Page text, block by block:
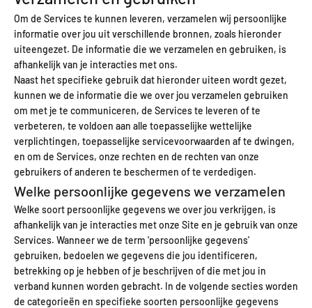
Om de Services te kunnen leveren, verzamelen wij persoonlijke
informatie over jou uit verschillende bronnen, zoals hieronder
uiteengezet. De informatie die we verzamelen en gebruiken, is
afhankelijk van je interacties met ons.
Naast het specifieke gebruik dat hieronder uiteen wordt gezet,
kunnen we de informatie die we over jou verzamelen gebruiken
om met je te communiceren, de Services te leveren of te
verbeteren, te voldoen aan alle toepasselijke wettelijke
verplichtingen, toepasselijke servicevoorwaarden af te dwingen,
en om de Services, onze rechten en de rechten van onze
gebruikers of anderen te beschermen of te verdedigen.
Welke persoonlijke gegevens we verzamelen
Welke soort persoonlijke gegevens we over jou verkrijgen, is
afhankelijk van je interacties met onze Site en je gebruik van onze
Services. Wanneer we de term 'persoonlijke gegevens'
gebruiken, bedoelen we gegevens die jou identificeren,
betrekking op je hebben of je beschrijven of die met jou in
verband kunnen worden gebracht. In de volgende secties worden
de categorieën en specifieke soorten persoonlijke gegevens